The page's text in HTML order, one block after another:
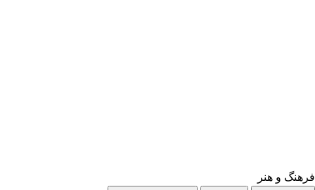
فرهنگ و هنر